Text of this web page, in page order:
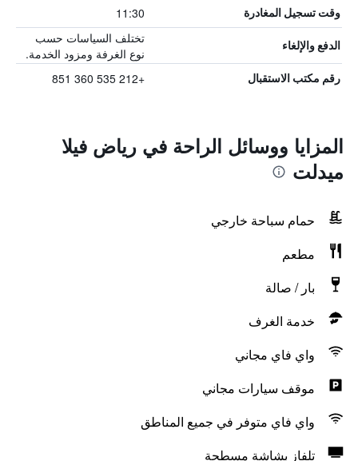
وقت تسجيل المغادرة 11:30
الدفع والإلغاء
تختلف السياسات حسب
نوع الغرفة ومزود الخدمة.
رقم مكتب الاستقبال +212 535 360 851
المزايا ووسائل الراحة في رياض فيلا
ميدلت
حمام سباحة خارجي
مطعم
بار / صالة
خدمة الغرف
واي فاي مجاني
موقف سيارات مجاني
واي فاي متوفر في جميع المناطق
تلفاز بشاشة مسطحة